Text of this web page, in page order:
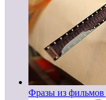
Фразы из